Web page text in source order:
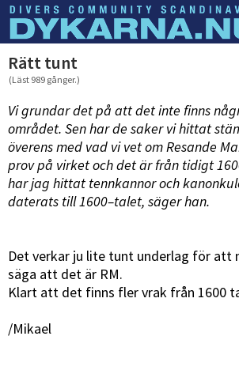
Dyknyheter
Rätt tunt
(Läst 989 gånger.)
Vi grundar det på att det inte finns
området. Sen har de saker vi hittat
överens med vad vi vet om Resande
prov på virket och det är från tidigt
har jag hittat tennkannor och
daterats till 1600–talet, säger han.
Det verkar ju lite tunt underlag för att
säga att det är RM.
Klart att det finns fler vrak från 1600
/Mikael